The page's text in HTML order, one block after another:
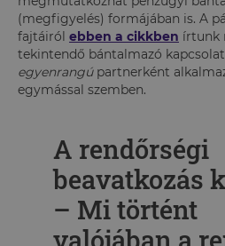
(megfigyelés) formájában is. A
fajtáiról ebben a cikkben írtunk
tekintendő bántalmazó
egyenrangúpartnerként
egymással szemben.
A rendőrségi
beavatkozás
– Mi történt